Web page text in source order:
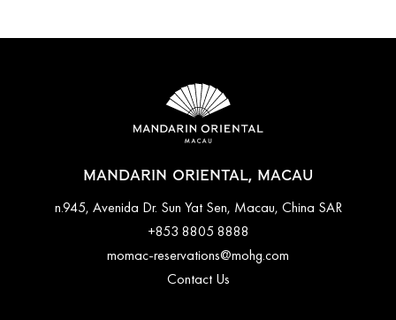
MANDARIN ORIENTAL, MACAU
n.945, Avenida Dr. Sun Yat Sen, Macau, China SAR
+853 8805 8888
momac-reservations@mohg.com
Contact Us